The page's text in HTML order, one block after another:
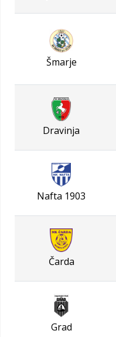
Šmarje
Dravinja
Nafta 1903
Čarda
Grad